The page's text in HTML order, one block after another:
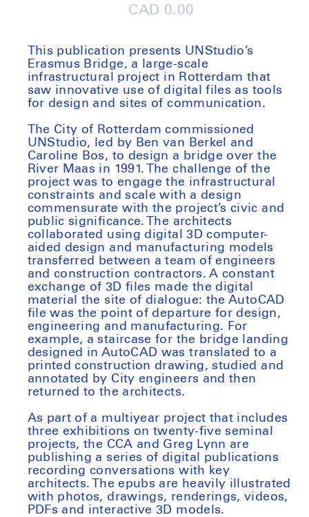
Regular
CAD 0.00
This publication presents UNStudio’s
Erasmus Bridge, a large-scale
infrastructural project in Rotterdam that
saw innovative use of digital files as tools
for design and sites of communication.
The City of Rotterdam commissioned
UNStudio, led by Ben van Berkel and
Caroline Bos, to design a bridge over the
River Maas in 1991. The challenge of the
project was to engage the infrastructural
constraints and scale with a design
commensurate with the project’s civic and
public significance. The architects
collaborated using digital 3D computer-
aided design and manufacturing models
transferred between a team of engineers
and construction contractors. A constant
exchange of 3D files made the digital
material the site of dialogue: the AutoCAD
file was the point of departure for design,
engineering and manufacturing. For
example, a staircase for the bridge landing
designed in AutoCAD was translated to a
printed construction drawing, studied and
annotated by City engineers and then
returned to the architects.
As part of a multiyear project that includes
three exhibitions on twenty-five seminal
projects, the CCA and Greg Lynn are
publishing a series of digital publications
recording conversations with key
architects. The epubs are heavily illustrated
with photos, drawings, renderings, videos,
PDFs and interactive 3D models.